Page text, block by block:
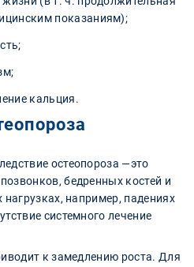
показаниям);
кальция.
остеопороза —это
бедренных костей и
например, падениях
системного лечение
к замедлению роста. Для